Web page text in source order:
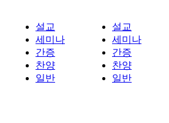
설교
세미나
간증
찬양
일반
설교
세미나
간증
찬양
일반